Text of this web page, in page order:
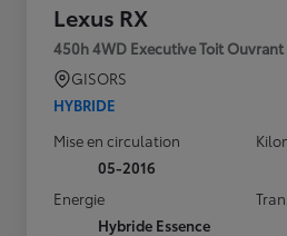
Lexus RX
450h 4WD Executive Toit
GISORS
HYBRIDE
Mise en circulation
05-2016
Energie
Hybride Essence